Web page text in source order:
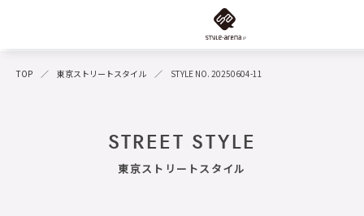
TOP 東京ストリートスタイル STYLE NO. 20250604-11
STREET STYLE
東京ストリートスタイル